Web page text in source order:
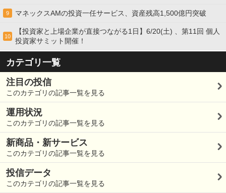
9 マネックスAMの投資一任サービス、資産残高1,500億円突破
10
【投資家と上場企業が直接つながる1日】6/20(土) 、第11回 個人
投資家サミット開催！
カテゴリ一覧
注目の投信
このカテゴリの記事一覧を見る
運用状況
このカテゴリの記事一覧を見る
新商品・新サービス
このカテゴリの記事一覧を見る
投信データ
このカテゴリの記事一覧を見る